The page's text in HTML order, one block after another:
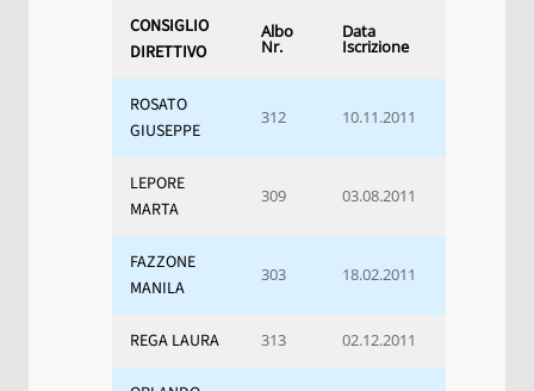
CONSIGLIO
DIRETTIVO
Albo
Nr.
Data
Iscrizione
ROSATO
GIUSEPPE
312 10.11.2011
LEPORE
MARTA
309 03.08.2011
FAZZONE
MANILA
303 18.02.2011
REGA LAURA 313 02.12.2011